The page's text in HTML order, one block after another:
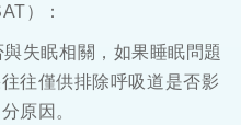
）：
失眠相關，如果睡眠問題
往僅供排除呼吸道是否影
原因。